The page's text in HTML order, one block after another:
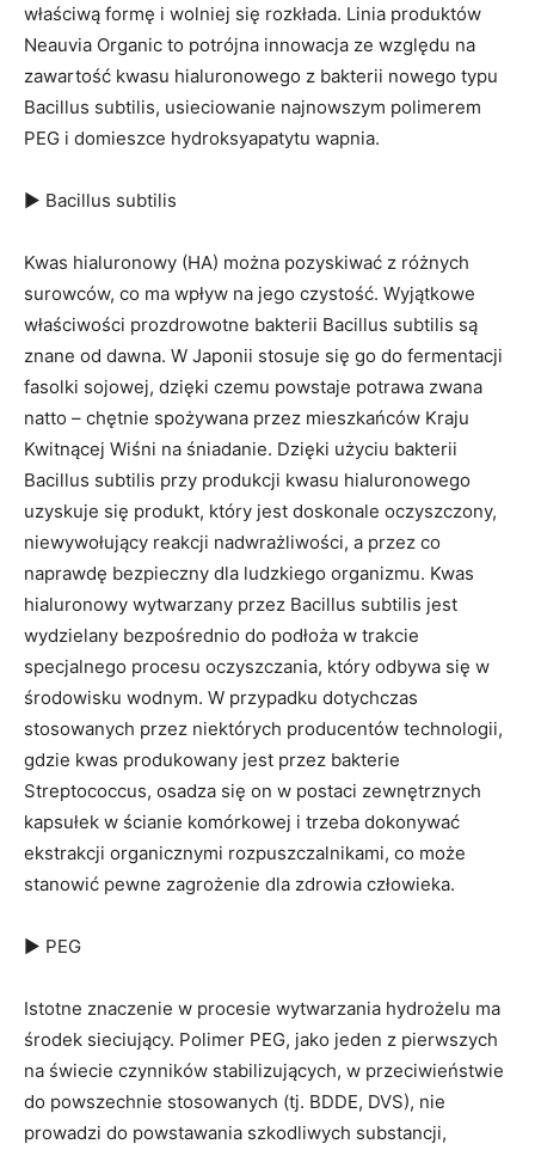
właściwą formę i wolniej się rozkłada. Linia produktów
Neauvia Organic to potrójna innowacja ze względu na
zawartość kwasu hialuronowego z bakterii nowego typu
Bacillus subtilis, usieciowanie najnowszym polimerem
PEG i domieszce hydroksyapatytu wapnia.
▶ Bacillus subtilis
Kwas hialuronowy (HA) można pozyskiwać z różnych
surowców, co ma wpływ na jego czystość. Wyjątkowe
właściwości prozdrowotne bakterii Bacillus subtilis są
znane od dawna. W Japonii stosuje się go do fermentacji
fasolki sojowej, dzięki czemu powstaje potrawa zwana
natto – chętnie spożywana przez mieszkańców Kraju
Kwitnącej Wiśni na śniadanie. Dzięki użyciu bakterii
Bacillus subtilis przy produkcji kwasu hialuronowego
uzyskuje się produkt, który jest doskonale oczyszczony,
niewywołujący reakcji nadwrażliwości, a przez co
naprawdę bezpieczny dla ludzkiego organizmu. Kwas
hialuronowy wytwarzany przez Bacillus subtilis jest
wydzielany bezpośrednio do podłoża w trakcie
specjalnego procesu oczyszczania, który odbywa się w
środowisku wodnym. W przypadku dotychczas
stosowanych przez niektórych producentów technologii,
gdzie kwas produkowany jest przez bakterie
Streptococcus, osadza się on w postaci zewnętrznych
kapsułek w ścianie komórkowej i trzeba dokonywać
ekstrakcji organicznymi rozpuszczalnikami, co może
stanowić pewne zagrożenie dla zdrowia człowieka.
▶ PEG
Istotne znaczenie w procesie wytwarzania hydrożelu ma
środek sieciujący. Polimer PEG, jako jeden z pierwszych
na świecie czynników stabilizujących, w przeciwieństwie
do powszechnie stosowanych (tj. BDDE, DVS), nie
prowadzi do powstawania szkodliwych substancji,